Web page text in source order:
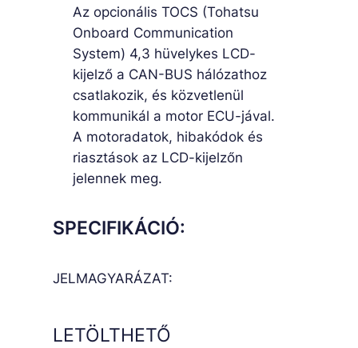
Az opcionális TOCS (Tohatsu
Onboard Communication
System) 4,3 hüvelykes LCD-
kijelző a CAN-BUS hálózathoz
csatlakozik, és közvetlenül
kommunikál a motor ECU-jával.
A motoradatok, hibakódok és
riasztások az LCD-kijelzőn
jelennek meg.
SPECIFIKÁCIÓ:
JELMAGYARÁZAT:
LETÖLTHETŐ